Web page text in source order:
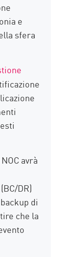
e
sfera
avrà
DR)
di
che la